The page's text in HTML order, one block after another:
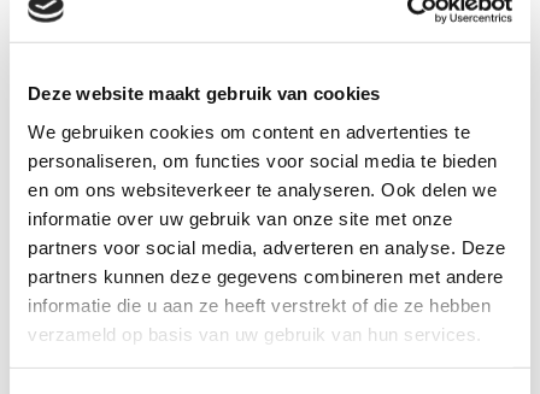
Deze website maakt gebruik van cookies
We gebruiken cookies om content en advertenties te
personaliseren, om functies voor social media te bieden
en om ons websiteverkeer te analyseren. Ook delen we
informatie over uw gebruik van onze site met onze
partners voor social media, adverteren en analyse. Deze
partners kunnen deze gegevens combineren met andere
informatie die u aan ze heeft verstrekt of die ze hebben
verzameld op basis van uw gebruik van hun services.
Delen op social media: